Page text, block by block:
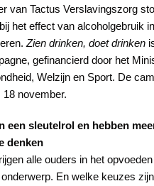
van Tactus Verslavingszorg
het effect van alcoholgebruik
Zien drinken, doet drinken
gefinancierd door het
Welzijn en Sport. De
18 november.
een sleutelrol en hebben
denken
alle ouders in het
En welke keuzes